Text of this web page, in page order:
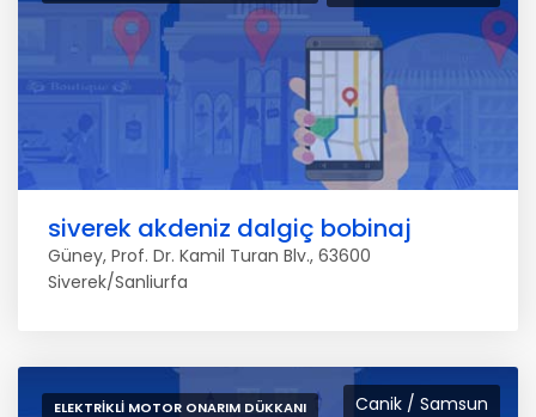
siverek akdeniz dalgiç bobinaj
Güney, Prof. Dr. Kamil Turan Blv., 63600
Siverek/Sanliurfa
Canik / Samsun
ELEKTRIKLI MOTOR ONARIM DÜKKANI